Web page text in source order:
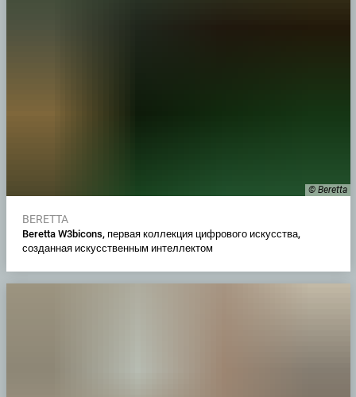
© Beretta
BERETTA
Beretta W3bicons, первая коллекция цифрового искусства,
созданная искусственным интеллектом